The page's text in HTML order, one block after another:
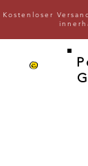
Kostenloser